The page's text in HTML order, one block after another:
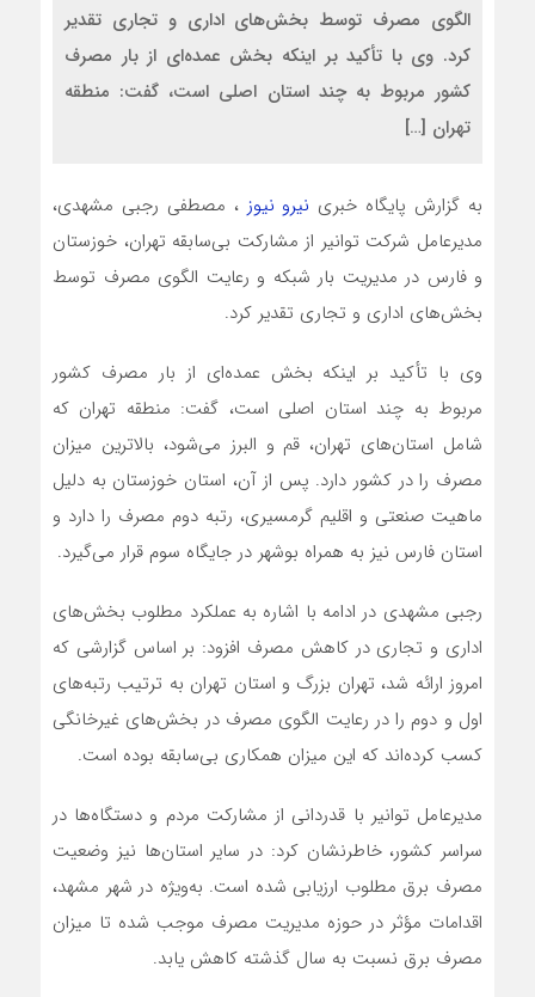
الگوی مصرف توسط بخش‌های اداری و تجاری تقدیر
کرد. وی با تأکید بر اینکه بخش عمده‌ای از بار مصرف
کشور مربوط به چند استان اصلی است، گفت: منطقه
تهران […]
به گزارش پایگاه خبری نیرو نیوز ، مصطفی رجبی مشهدی،
مدیرعامل شرکت توانیر از مشارکت بی‌سابقه تهران، خوزستان
و فارس در مدیریت بار شبکه و رعایت الگوی مصرف توسط
بخش‌های اداری و تجاری تقدیر کرد.
وی با تأکید بر اینکه بخش عمده‌ای از بار مصرف کشور
مربوط به چند استان اصلی است، گفت: منطقه تهران که
شامل استان‌های تهران، قم و البرز می‌شود، بالاترین میزان
مصرف را در کشور دارد. پس از آن، استان خوزستان به دلیل
ماهیت صنعتی و اقلیم گرمسیری، رتبه دوم مصرف را دارد و
استان فارس نیز به همراه بوشهر در جایگاه سوم قرار می‌گیرد.
رجبی مشهدی در ادامه با اشاره به عملکرد مطلوب بخش‌های
اداری و تجاری در کاهش مصرف افزود: بر اساس گزارشی که
امروز ارائه شد، تهران بزرگ و استان تهران به ترتیب رتبه‌های
اول و دوم را در رعایت الگوی مصرف در بخش‌های غیرخانگی
کسب کرده‌اند که این میزان همکاری بی‌سابقه بوده است.
مدیرعامل توانیر با قدردانی از مشارکت مردم و دستگاه‌ها در
سراسر کشور، خاطرنشان کرد: در سایر استان‌ها نیز وضعیت
مصرف برق مطلوب ارزیابی شده است. به‌ویژه در شهر مشهد،
اقدامات مؤثر در حوزه مدیریت مصرف موجب شده تا میزان
مصرف برق نسبت به سال گذشته کاهش یابد.